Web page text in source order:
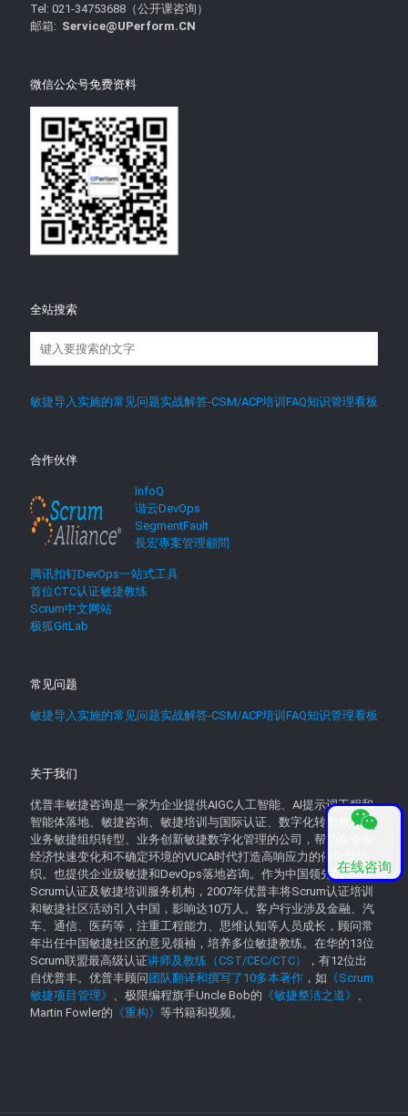
Tel: 021-34753688（公开课咨询）
邮箱: Service@UPerform.CN
微信公众号免费资料
全站搜索
敏捷导入实施的常见问题实战解答-CSM/ACP培训FAQ知识管理看板
合作伙伴
InfoQ
谐云DevOps
SegmentFault
長宏專案管理顧問
腾讯扣钉DevOps一站式工具
首位CTC认证敏捷教练
Scrum中文网站
极狐GitLab
常见问题
敏捷导入实施的常见问题实战解答-CSM/ACP培训FAQ知识管理看板
关于我们
优普丰敏捷咨询是一家为企业提供AIGC人工智能、AI提示词工程和
智能体落地、敏捷咨询、敏捷培训与国际认证、数字化转型教育、
业务敏捷组织转型、业务创新敏捷数字化管理的公司，帮助企业在
经济快速变化和不确定环境的VUCA时代打造高响应力的催化型组
织。也提供企业级敏捷和DevOps落地咨询。作为中国领先的
Scrum认证及敏捷培训服务机构，2007年优普丰将Scrum认证培训
和敏捷社区活动引入中国，影响达10万人。客户行业涉及金融、汽
车、通信、医药等，注重工程能力、思维认知等人员成长，顾问常
年出任中国敏捷社区的意见领袖，培养多位敏捷教练。在华的13位
Scrum联盟最高级认证讲师及教练（CST/CEC/CTC）
，有12位出
自优普丰。优普丰顾问团队翻译和撰写了10多本著作 ，如 《Scrum
敏捷项目管理》
、极限编程旗手Uncle Bob的 《敏捷整洁之道》
Martin Fowler的 《重构》 等书籍和视频。
在线咨询